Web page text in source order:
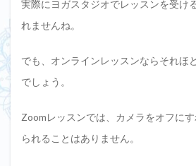
実際にヨガスタジオでレッスンを受け
れませんね。
でも、オンラインレッスンならそれほ
でしょう。
Zoomレッスンでは、カメラをオフに
られることはありません。